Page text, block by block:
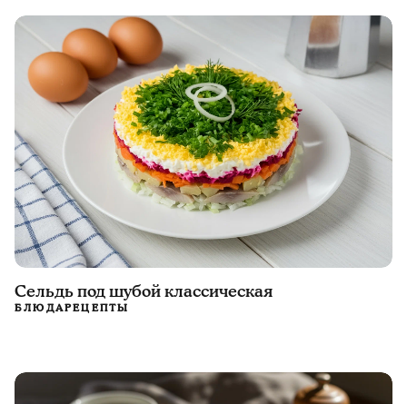
Сельдь под шубой классическая
БЛЮДАРЕЦЕПТЫ